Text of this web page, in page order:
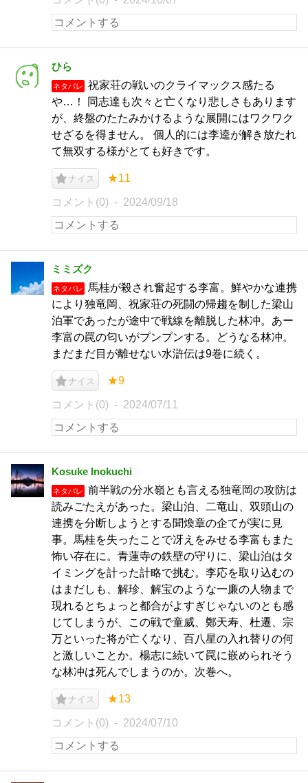
ひら
ネタバレ
祝家荘の戦いのクライマックス感たる
や…！ 同志達も次々と亡くなり悲しさもあります
が、終盤のたたみかけるような展開にはワクワク
せざるを得ません。 個人的には李逵が解き放たれ
て無双する様がとても好きです。
ナイス ★11
コメント(0) 2024/09/18
ミミズク
ネタバレ
馬桂が殺され奮起する李富。鮮やかな連携
により独竜岡、祝家荘の死闘の帰趨を制した梁山
泊軍であったが途中で戦線を離脱した林冲。あー
李富の罠の匂いがプンプンする。どうなる林冲。
まだまだ目が離せない水滸伝は9巻に続く。
ナイス ★9
コメント(0) 2024/07/11
Kosuke Inokuchi
ネタバレ
前半戦の分水嶺とも言える独竜岡の攻防は
読みごたえがあった。梁山泊、二竜山、双頭山の
連携を分断しようとする聞煥章の企てが実に見
事。馬桂を失ったことで冴えをみせる李富もまた
怖い存在に。青蓮寺の鉄壁の守りに、梁山泊はタ
イミングを計った計略で挑む。李応を取り込むの
はまだしも、解珍、解宝のような一廉の人物まで
現れるとちょっと都合がよすぎじゃないのとも感
じてしまうが、この戦で童威、鄭天寿、杜遷、宗
万といった将が亡くなり、百八星の入れ替りの何
と激しいことか。楊志に続いて罠に嵌められそう
な林冲は死んでしまうのか。次巻へ。
ナイス ★13
コメント(0) 2024/07/10